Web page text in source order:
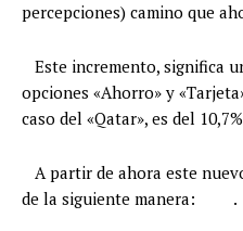
percepciones) camino que
Este incremento, significa
opciones «Ahorro» y
caso del «Qatar», es del
A partir de ahora este
de la siguiente manera: .